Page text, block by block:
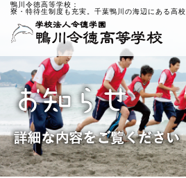
鴨川令徳高等学校：
寮・特待生制度も充実。千葉鴨川の海辺にある高校